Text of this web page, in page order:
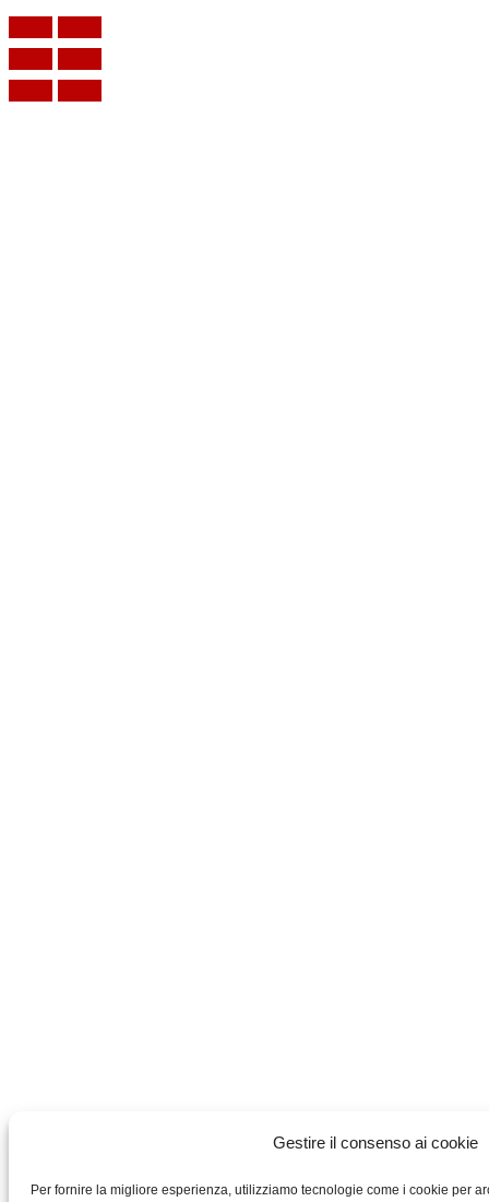
Gestire il consenso ai cookie
Per fornire la migliore esperienza, utilizziamo tecnologie come i cookie per
400V
V800-
4T0075
quantità